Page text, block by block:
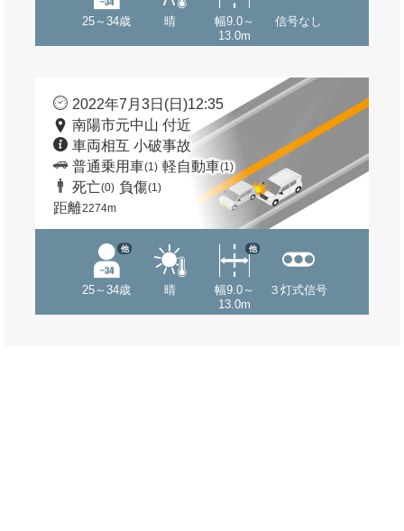
25～34歳 晴
幅9.0～
13.0m
信号なし
2022年7月3日(日)12:35
南陽市元中山 付近
車両相互 小破事故
普通乗用車(1) 軽自動車(1)
死亡(0) 負傷(1)
距離2274m
25～34歳
他
晴
幅9.0～
13.0m
他
３灯式信号